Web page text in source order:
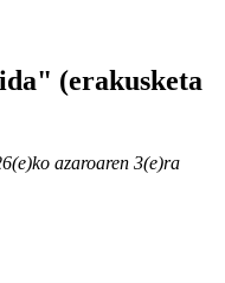
(erakusketa
azaroaren 3(e)ra